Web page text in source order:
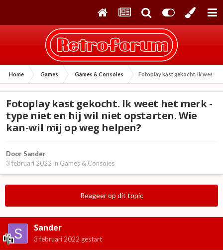
Home Games Games & Consoles Fotoplay kast gekocht. Ik weet
Fotoplay kast gekocht. Ik weet het merk -
type niet en hij wil niet opstarten. Wie
kan-wil mij op weg helpen?
DoorSander
3 februari 2022 in Games & Consoles
Reageer op dit topic
Sander
3 februari 2022 gestart